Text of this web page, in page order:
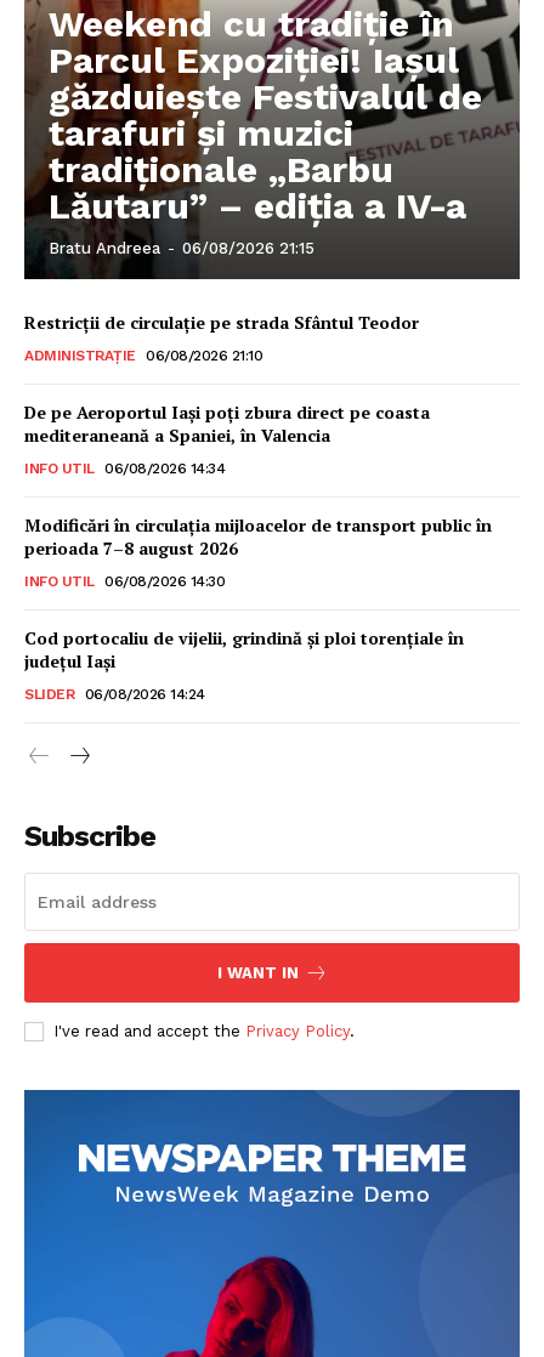
PUBLICĂ GRATUIT ANUNȚUL TĂU!
Weekend cu tradiție în
Parcul Expoziției! Iașul
găzduiește Festivalul de
tarafuri și muzici
tradiționale „Barbu
Lăutaru” – ediția a IV-a
Bratu Andreea - 06/08/2026 21:15
Restricții de circulație pe strada Sfântul Teodor
ADMINISTRAȚIE 06/08/2026 21:10
De pe Aeroportul Iași poți zbura direct pe coasta
mediteraneană a Spaniei, în Valencia
INFO UTIL 06/08/2026 14:34
Modificări în circulația mijloacelor de transport public în
perioada 7–8 august 2026
INFO UTIL 06/08/2026 14:30
Cod portocaliu de vijelii, grindină şi ploi torenţiale în
judeţul Iași
SLIDER 06/08/2026 14:24
Subscribe
I WANT IN
I've read and accept the Privacy Policy.